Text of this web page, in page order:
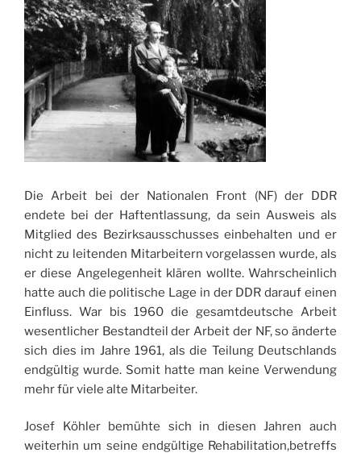
Die Arbeit bei der Nationalen Front (NF) der DDR
endete bei der Haftentlassung, da sein Ausweis als
Mitglied des Bezirksausschusses einbehalten und er
nicht zu leitenden Mitarbeitern vorgelassen wurde, als
er diese Angelegenheit klären wollte. Wahrscheinlich
hatte auch die politische Lage in der DDR darauf einen
Einfluss. War bis 1960 die gesamtdeutsche Arbeit
wesentlicher Bestandteil der Arbeit der NF, so änderte
sich dies im Jahre 1961, als die Teilung Deutschlands
endgültig wurde. Somit hatte man keine Verwendung
mehr für viele alte Mitarbeiter.
Josef Köhler bemühte sich in diesen Jahren auch
weiterhin um seine endgültige Rehabilitation,betreffs